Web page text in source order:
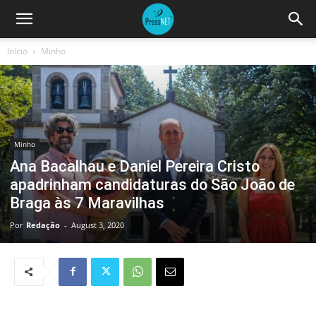
Início Minho
Minho
Ana Bacalhau e Daniel Pereira Cristo
apadrinham candidaturas do São João de
Braga às 7 Maravilhas
Por Redação - August 3, 2020